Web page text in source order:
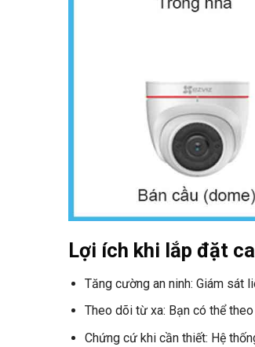
Lợi ích khi lắp đặt
Tăng cường an ninh: Giám sát
Theo dõi từ xa: Bạn có thể
Chứng cứ khi cần thiết: Hệ